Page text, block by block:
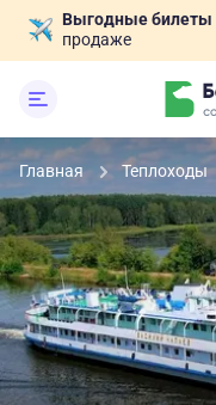
Выгодные билеты
продаже
Главная Теплоходы